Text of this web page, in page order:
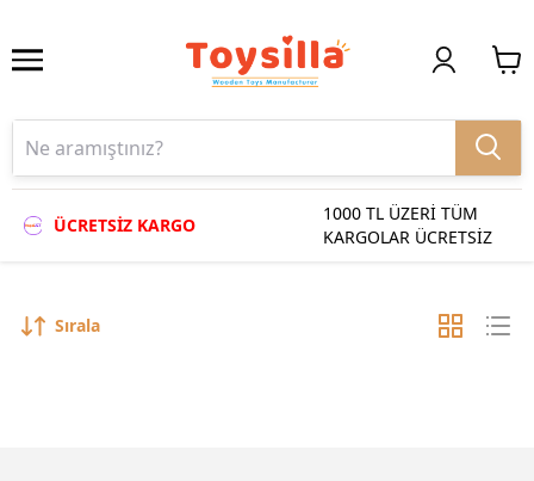
ÜCRETSİZ KARGO
1000 TL ÜZERİ TÜM
KARGOLAR ÜCRETSİZ
Sırala